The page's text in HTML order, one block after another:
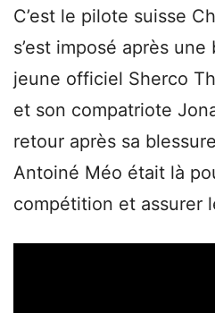
C’est le pilote suisse
s’est imposé après
jeune officiel Sherco
et son compatriote
retour après sa
Antoiné Méo était là
compétition et assurer